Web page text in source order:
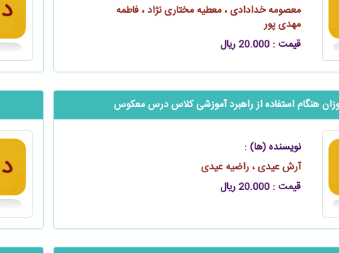
معصومه خدادادی ، معطیه مختاری‌ نژاد ، فاطمه
مهدی‌ پور
قیمت : 20.000 ریال
هنگام استفاده از راهبرد آموزشی کلاس درس معکوس
نویسنده (ها) :
آرش عیدی ، راضیه عیدی
قیمت : 20.000 ریال